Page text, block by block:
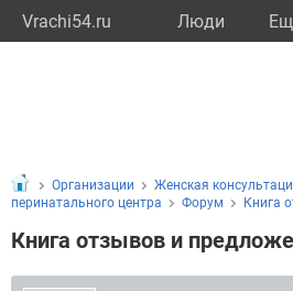
Vrachi54.ru Люди
Организации
Женская
перинатального центра
Форум Книга
Книга отзывов и